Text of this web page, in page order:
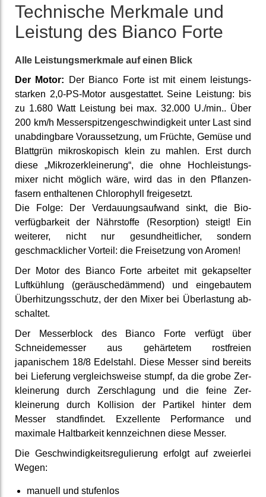
Tech­nische Merkmale und
Leistung des Bianco Forte
Alle Leistungs­merkmale auf einen Blick
Der Motor: Der Bianco Forte ist mit einem leistungs­
starken 2,0-PS-Motor aus­gestattet. Seine Leistung: bis
zu 1.680 Watt Leistung bei max. 32.000 U./min.. Über
200 km/h Messer­spitzen­geschwindig­keit unter Last sind
unab­dingbare Voraus­setzung, um Früchte, Gemüse und
Blatt­grün mikros­kopisch klein zu mahlen. Erst durch
diese „Mikro­zerkleinerung“, die ohne Hoch­leistungs­
mixer nicht möglich wäre, wird das in den Pflanzen­
fasern ent­haltenen Chloro­phyll frei­gesetzt.
Die Folge: Der Ver­dauungs­aufwand sinkt, die Bio­
verfügbar­keit der Nähr­stoffe (Resorption) steigt! Ein
weiterer, nicht nur ge­sundheit­licher, sondern
geschmack­licher Vorteil: die Frei­setzung von Aromen!
Der Motor des Bianco Forte arbeitet mit ge­kapselter
Luft­kühlung (geräusche­dämmend) und ein­gebautem
Über­hitzungs­schutz, der den Mixer bei Über­lastung ab­
schaltet.
Der Messer­block des Bianco Forte verfügt über
Schneide­messer aus ge­härtetem rost­freien
japanischem 18/8 Edelstahl. Diese Messer sind bereits
bei Lieferung ver­gleichs­weise stumpf, da die grobe Zer­
kleinerung durch Zer­schlagung und die feine Zer­
kleinerung durch Kollision der Partikel hinter dem
Messer stand­findet. Ex­zellente Per­formance und
maximale Haltbar­keit kenn­zeichnen diese Messer.
Die Ge­schwindig­keits­regu­lierung erfolgt auf zweierlei
Wegen:
manuell und stufenlos